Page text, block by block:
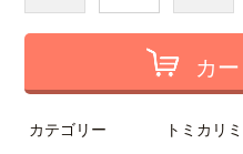
カ
カテゴリー トミカリ